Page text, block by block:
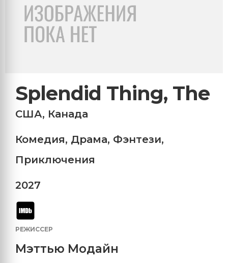
Splendid Thing, The
США, Канада
Комедия, Драма, Фэнтези,
Приключения
2027
РЕЖИССЕР
Мэттью Модайн